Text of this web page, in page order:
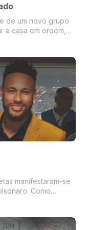
de um novo grupo
a casa em ordem,
manifestaram-se
Como